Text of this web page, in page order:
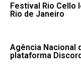
Festival Rio Cello
Rio de Janeiro
Agência Nacional
plataforma